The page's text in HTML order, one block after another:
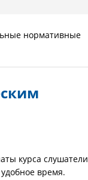
нормативные
курса слушатели
время.